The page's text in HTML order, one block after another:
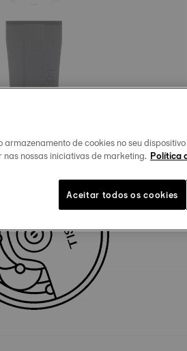
técnicas
de cookies no seu
nossas iniciativas de marketing. Política
Aceitar todos os cookies